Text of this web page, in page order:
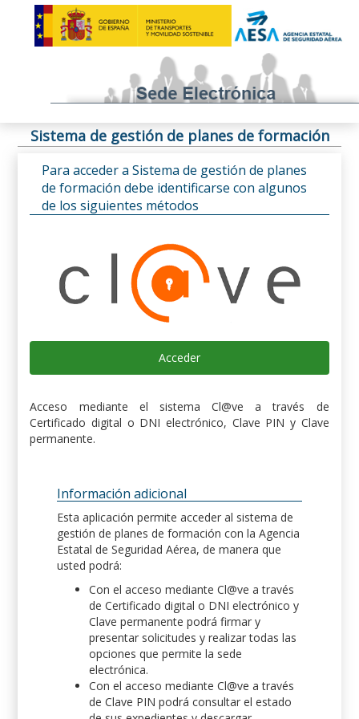
Sistema de gestión de planes de formación
Para acceder a Sistema de gestión de planes
de formación debe identificarse con algunos
de los siguientes métodos
Acceder
Acceso mediante el sistema Cl@ve a través de
Certificado digital o DNI electrónico, Clave PIN y Clave
permanente.
Información adicional
Esta aplicación permite acceder al sistema de
gestión de planes de formación con la Agencia
Estatal de Seguridad Aérea, de manera que
usted podrá:
Con el acceso mediante Cl@ve a través
de Certificado digital o DNI electrónico y
Clave permanente podrá firmar y
presentar solicitudes y realizar todas las
opciones que permite la sede
electrónica.
Con el acceso mediante Cl@ve a través
de Clave PIN podrá consultar el estado